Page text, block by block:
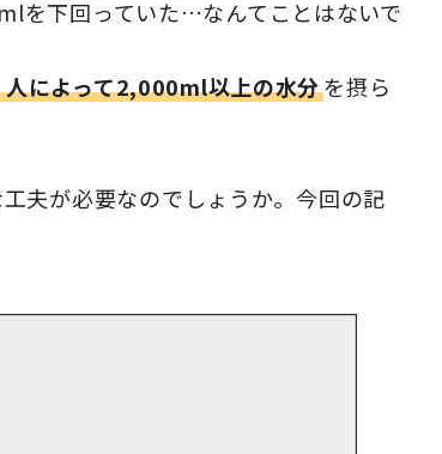
を下回っていた…なんてことはないで
人によって2,000ml以上の水分を摂ら
夫が必要なのでしょうか。今回の記